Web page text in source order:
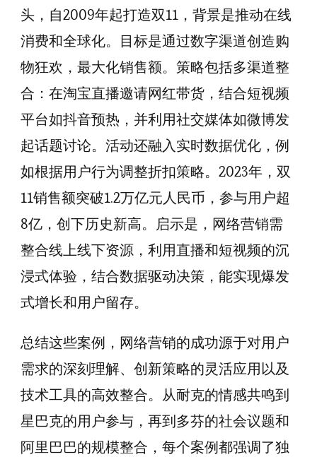
头，自2009年起打造双11，背景是推动在线
消费和全球化。目标是通过数字渠道创造购
物狂欢，最大化销售额。策略包括多渠道整
合：在淘宝直播邀请网红带货，结合短视频
平台如抖音预热，并利用社交媒体如微博发
起话题讨论。活动还融入实时数据优化，例
如根据用户行为调整折扣策略。2023年，双
11销售额突破1.2万亿元人民币，参与用户超
8亿，创下历史新高。启示是，网络营销需
整合线上线下资源，利用直播和短视频的沉
浸式体验，结合数据驱动决策，能实现爆发
式增长和用户留存。
总结这些案例，网络营销的成功源于对用户
需求的深刻理解、创新策略的灵活应用以及
技术工具的高效整合。从耐克的情感共鸣到
星巴克的用户参与，再到多芬的社会议题和
阿里巴巴的规模整合，每个案例都强调了独